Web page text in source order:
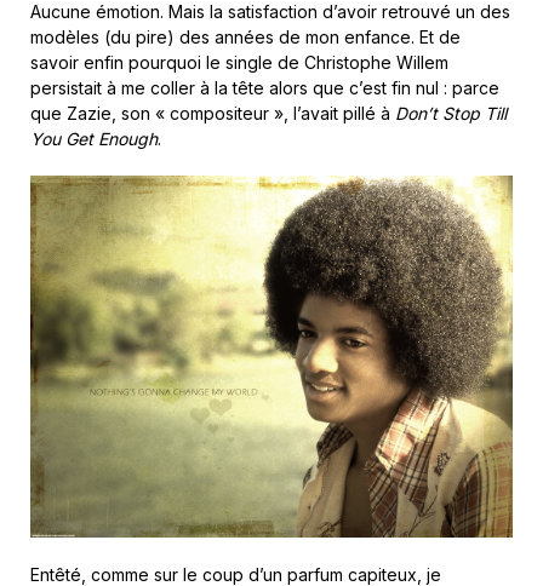
Aucune émotion. Mais la satisfaction d’avoir retrouvé un des
modèles (du pire) des années de mon enfance. Et de
savoir enfin pourquoi le single de Christophe Willem
persistait à me coller à la tête alors que c’est fin nul : parce
que Zazie, son « compositeur », l’avait pillé à Don’t Stop Till
You Get Enough.
Entêté, comme sur le coup d’un parfum capiteux, je